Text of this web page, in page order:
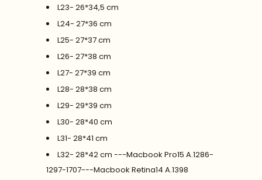
L23- 26*34,5 cm
L24- 27*36 cm
L25- 27*37 cm
L26- 27*38 cm
L27- 27*39 cm
L28- 28*38 cm
L29- 29*39 cm
L30- 28*40 cm
L31- 28*41 cm
L32- 28*42 cm ---Macbook Pro15 A.1286-
1297-1707---Macbook Retina14 A.1398